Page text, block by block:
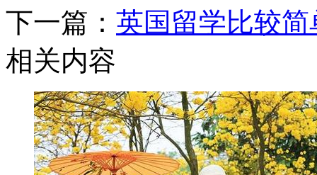
下一篇： 英国留学比较
相关内容